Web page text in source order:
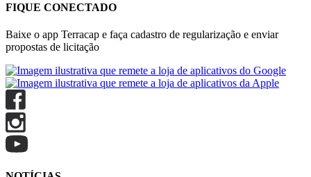
FIQUE CONECTADO
Baixe o app Terracap e faça cadastro de regularização e enviar
propostas de licitação